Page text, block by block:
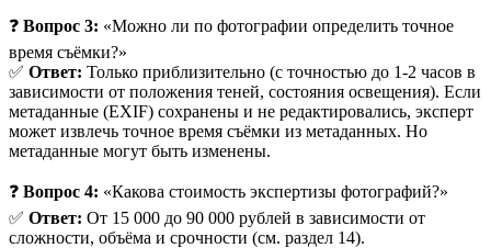
❓ Вопрос 3: «Можно ли по фотографии определить точное
время съёмки?»
✅ Ответ: Только приблизительно (с точностью до 1-2 часов в
зависимости от положения теней, состояния освещения). Если
метаданные (EXIF) сохранены и не редактировались, эксперт
может извлечь точное время съёмки из метаданных. Но
метаданные могут быть изменены.
❓ Вопрос 4: «Какова стоимость экспертизы фотографий?»
✅ Ответ: От 15 000 до 90 000 рублей в зависимости от
сложности, объёма и срочности (см. раздел 14).